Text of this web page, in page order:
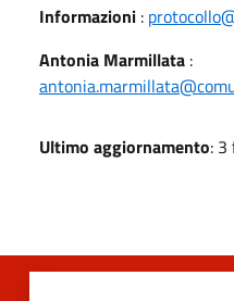
Informazioni :
Antonia Marmillata :
Ultimo aggiornamento: